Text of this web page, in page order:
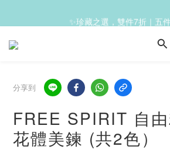
分享到
FREE SPIRIT 自
花體美鍊 (共2色）